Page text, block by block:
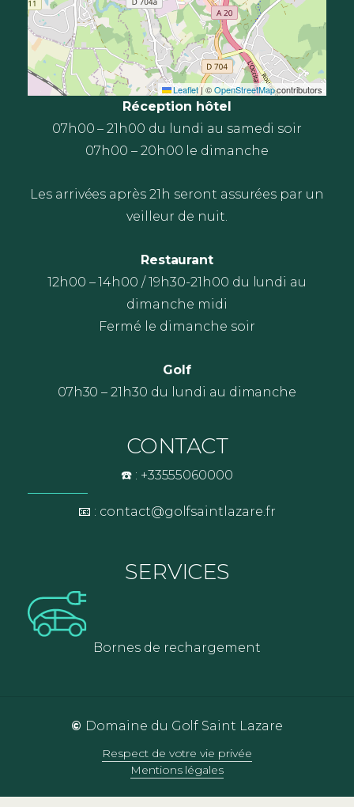
Leaflet|©OpenStreetMapcontributors
Réception hôtel
07h00 – 21h00 du lundi au samedi soir
07h00 – 20h00 le dimanche
Les arrivées après 21h seront assurées par un
veilleur de nuit.
Restaurant
12h00 – 14h00 / 19h30-21h00 du lundi au
dimanche midi
Fermé le dimanche soir
Golf
07h30 – 21h30 du lundi au dimanche
CONTACT
☎️ : +33555060000
📧 : contact@golfsaintlazare.fr
SERVICES
Bornes de rechargement
© Domaine du Golf Saint Lazare
Respect de votre vie privée
Mentions légales